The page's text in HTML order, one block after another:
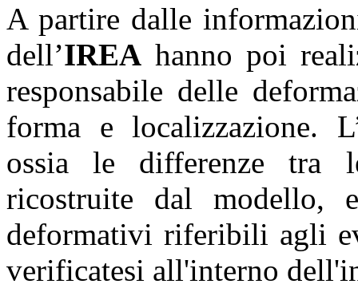
A partire dalle
dell’IREA hanno poi
responsabile delle
forma e localizzazione.
ossia le differenze tra
ricostruite dal modello,
deformativi riferibili agli
verificatesi all'interno